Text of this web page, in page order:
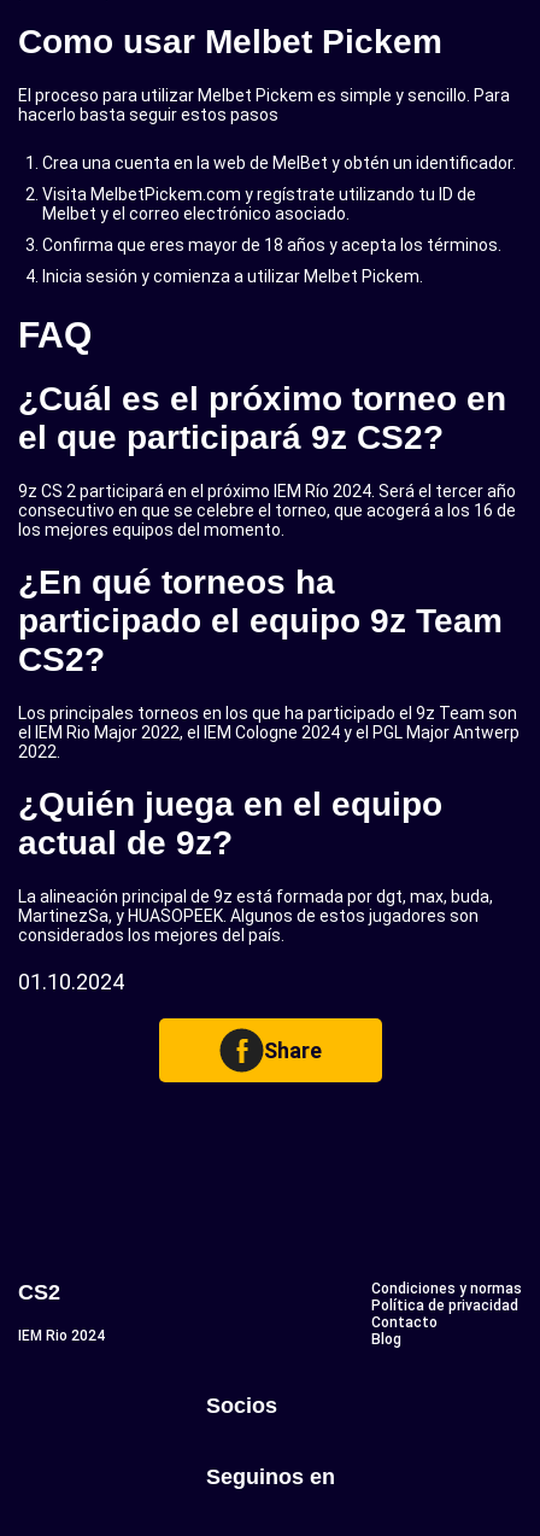
Como usar Melbet Pickem
El proceso para utilizar Melbet Pickem es simple y sencillo. Para
hacerlo basta seguir estos pasos
Crea una cuenta en la web de MelBet y obtén un identificador.
Visita MelbetPickem.com y regístrate utilizando tu ID de
Melbet y el correo electrónico asociado.
Confirma que eres mayor de 18 años y acepta los términos.
Inicia sesión y comienza a utilizar Melbet Pickem.
FAQ
¿Cuál es el próximo torneo en
el que participará 9z CS2?
9z CS 2 participará en el próximo IEM Río 2024. Será el tercer año
consecutivo en que se celebre el torneo, que acogerá a los 16 de
los mejores equipos del momento.
¿En qué torneos ha
participado el equipo 9z Team
CS2?
Los principales torneos en los que ha participado el 9z Team son
el IEM Rio Major 2022, el IEM Cologne 2024 y el PGL Major Antwerp
2022.
¿Quién juega en el equipo
actual de 9z?
La alineación principal de 9z está formada por dgt, max, buda,
MartinezSa, y HUASOPEEK. Algunos de estos jugadores son
considerados los mejores del país.
01.10.2024
Share
CS2
IEM Rio 2024
Condiciones y normas
Política de privacidad
Contacto
Blog
Socios
Seguinos en